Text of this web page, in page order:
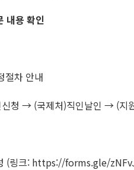
내용 확인
절차 안내
청 → (국제처)직인날인 → (지
(링크: https://forms.gle/